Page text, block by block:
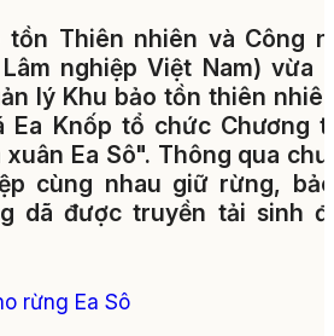
tồn Thiên nhiên và Công
nghiệp Việt Nam) vừa
lý Khu bảo tồn thiên
Ea Knốp tổ chức Chương
Ea Sô". Thông qua
cùng nhau giữ rừng,
dã được truyền tải sinh
rừng Ea Sô